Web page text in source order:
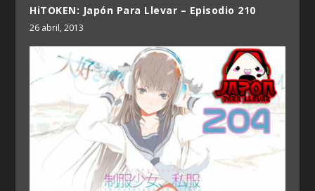
HiTOKEN: Japón Para Llevar – Episodio 210
26 abril, 2013